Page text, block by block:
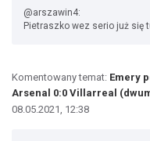
@arszawin4:
Pietraszko wez serio już się
Komentowany temat: Emery
Arsenal 0:0 Villarreal
08.05.2021, 12:38